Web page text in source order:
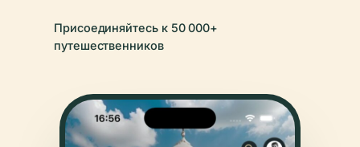
Присоединяйтесь к 50 000+
путешественников